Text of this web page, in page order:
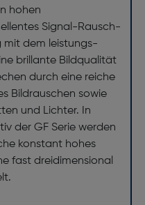
hohen
Signal-Rausch-
mit dem leistungs­
brillante Bildqualität
durch eine reiche
Bildrauschen sowie
und Lichter. In
der GF Serie werden
konstant hohes
fast drei­dimensional